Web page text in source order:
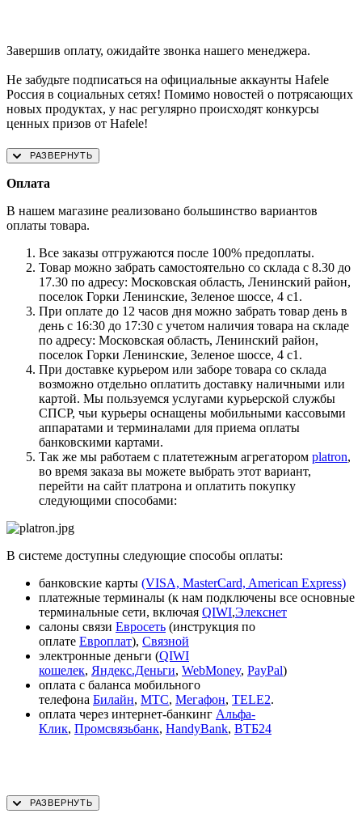
Завершив оплату, ожидайте звонка нашего менеджера.
Не забудьте подписаться на официальные аккаунты Hafele
Россия в социальных сетях! Помимо новостей о потрясающих
новых продуктах, у нас регулярно происходят конкурсы
ценных призов от Hafele!
Оплата
В нашем магазине реализовано большинство вариантов
оплаты товара.
Все заказы отгружаются после 100% предоплаты.
Товар можно забрать самостоятельно со склада с 8.30 до
17.30 по адресу: Московская область, Ленинский район,
поселок Горки Ленинские, Зеленое шоссе, 4 с1.
При оплате до 12 часов дня можно забрать товар день в
день с 16:30 до 17:30 с учетом наличия товара на складе
по адресу: Московская область, Ленинский район,
поселок Горки Ленинские, Зеленое шоссе, 4 с1.
При доставке курьером или заборе товара со склада
возможно отдельно оплатить доставку наличными или
картой. Мы пользуемся услугами курьерской службы
СПСР, чьи курьеры оснащены мобильными кассовыми
аппаратами и терминалами для приема оплаты
банковскими картами.
Так же мы работаем с платетежным агрегатором platron,
во время заказа вы можете выбрать этот вариант,
перейти на сайт платрона и оплатить покупку
следующими способами:
В системе доступны следующие способы оплаты:
банковские карты (VISA, MasterCard, American Express)
платежные терминалы (к нам подключены все основные
терминальные сети, включая QIWI,Элекснет
салоны связи Евросеть (инструкция по
оплате Европлат), Связной
электронные деньги (QIWI
кошелек, Яндекс.Деньги, WebMoney, PayPal)
оплата с баланса мобильного
телефона Билайн, МТС, Мегафон, TELE2.
оплата через интернет-банкинг Альфа-
Клик, Промсвязьбанк, HandyBank, ВТБ24